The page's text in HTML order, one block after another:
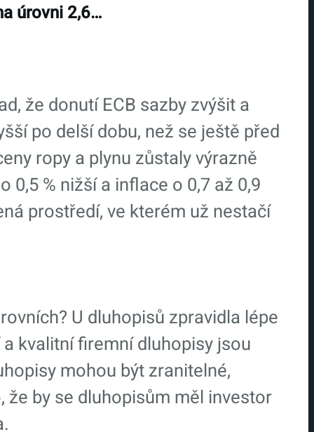
úrovni 2,6…
že donutí ECB sazby zvýšit a
po delší dobu, než se ještě před
ropy a plynu zůstaly výrazně
% nižší a inflace o 0,7 až 0,9
prostředí, ve kterém už nestačí
U dluhopisů zpravidla lépe
kvalitní firemní dluhopisy jsou
mohou být zranitelné,
by se dluhopisům měl investor